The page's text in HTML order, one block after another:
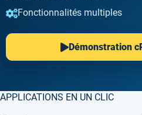
Fonctionnalités multiples
Démonstration
APPLICATIONS EN UN CLIC